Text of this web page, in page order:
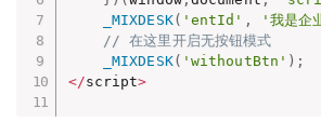
_MIXDESK( 'entId' , '我是企
// 在这里开启无按钮模式
_MIXDESK( 'withoutBtn' ) ;
</script>